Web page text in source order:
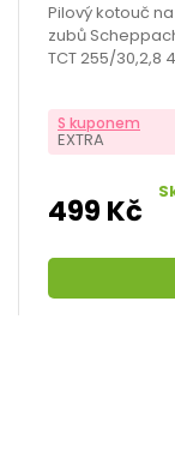
Pilový kotouč
zubů
TCT 255/30,2,8
S kuponem
EXTRA
499 Kč